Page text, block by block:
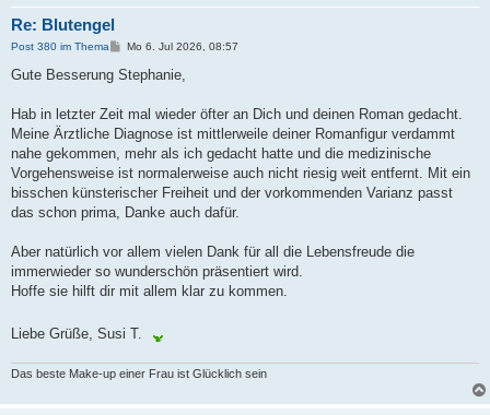
Re: Blutengel
Post 380 im Thema
B
i
a
Mo 6. Jul 2026, 08:57
Gute Besserung Stephanie,
Hab in letzter Zeit mal wieder öfter an Dich und deinen Roman gedacht.
Meine Ärztliche Diagnose ist mittlerweile deiner Romanfigur verdammt
nahe gekommen, mehr als ich gedacht hatte und die medizinische
Vorgehensweise ist normalerweise auch nicht riesig weit entfernt. Mit ein
bisschen künsterischer Freiheit und der vorkommenden Varianz passt
das schon prima, Danke auch dafür.
Aber natürlich vor allem vielen Dank für all die Lebensfreude die
immerwieder so wunderschön präsentiert wird.
Hoffe sie hilft dir mit allem klar zu kommen.
Liebe Grüße, Susi T.
Das beste Make-up einer Frau ist Glücklich sein